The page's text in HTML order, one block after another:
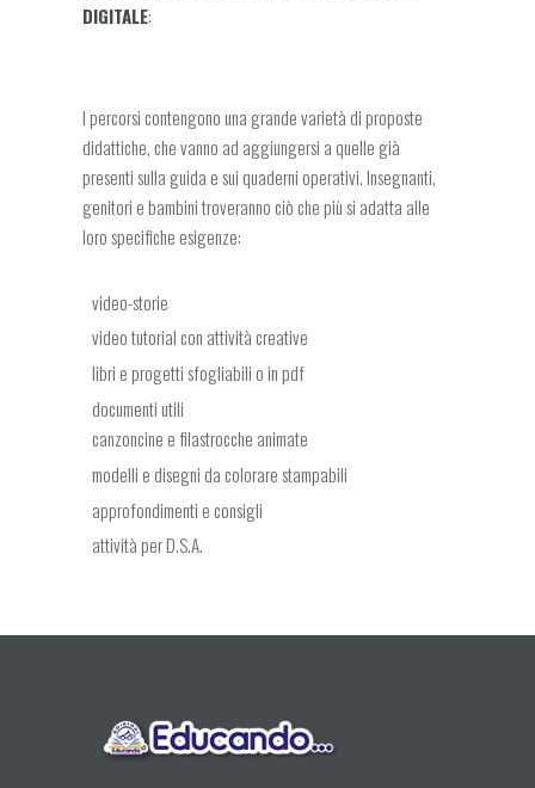
DIGITALE:
I percorsi contengono una grande varietà di proposte
didattiche, che vanno ad aggiungersi a quelle già
presenti sulla guida e sui quaderni operativi. Insegnanti,
genitori e bambini troveranno ciò che più si adatta alle
loro specifiche esigenze:
video-storie
video tutorial con attività creative
libri e progetti sfogliabili o in pdf
documenti utili
canzoncine e filastrocche animate
modelli e disegni da colorare stampabili
approfondimenti e consigli
attività per D.S.A.